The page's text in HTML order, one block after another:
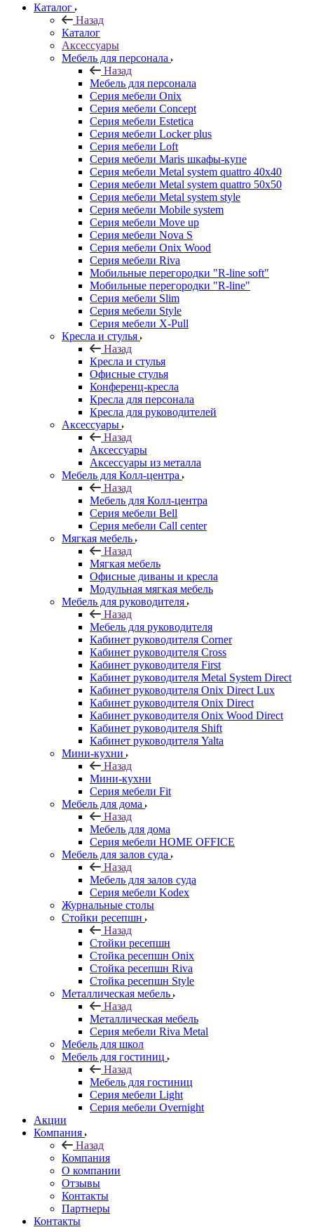
Каталог
Назад
Каталог
Аксессуары
Мебель для персонала
Назад
Мебель для персонала
Серия мебели Onix
Серия мебели Concept
Серия мебели Estetica
Серия мебели Locker plus
Серия мебели Loft
Серия мебели Maris шкафы-купе
Серия мебели Metal system quattro 40x40
Серия мебели Metal system quattro 50x50
Серия мебели Metal system style
Серия мебели Mobile system
Серия мебели Move up
Серия мебели Nova S
Серия мебели Onix Wood
Серия мебели Riva
Мобильные перегородки "R-line soft"
Мобильные перегородки "R-line"
Серия мебели Slim
Серия мебели Style
Серия мебели X-Pull
Кресла и стулья
Назад
Кресла и стулья
Офисные стулья
Конференц-кресла
Кресла для персонала
Кресла для руководителей
Аксессуары
Назад
Аксессуары
Аксессуары из металла
Мебель для Колл-центра
Назад
Мебель для Колл-центра
Серия мебели Bell
Серия мебели Call center
Мягкая мебель
Назад
Мягкая мебель
Офисные диваны и кресла
Модульная мягкая мебель
Мебель для руководителя
Назад
Мебель для руководителя
Кабинет руководителя Corner
Кабинет руководителя Cross
Кабинет руководителя First
Кабинет руководителя Metal System Direct
Кабинет руководителя Onix Direct Lux
Кабинет руководителя Onix Direct
Кабинет руководителя Onix Wood Direct
Кабинет руководителя Shift
Кабинет руководителя Yalta
Мини-кухни
Назад
Мини-кухни
Серия мебели Fit
Мебель для дома
Назад
Мебель для дома
Серия мебели HOME OFFICE
Мебель для залов суда
Назад
Мебель для залов суда
Серия мебели Kodex
Журнальные столы
Стойки ресепшн
Назад
Стойки ресепшн
Стойка ресепшн Onix
Стойка ресепшн Riva
Стойка ресепшн Style
Металлическая мебель
Назад
Металлическая мебель
Серия мебели Riva Metal
Мебель для школ
Мебель для гостиниц
Назад
Мебель для гостиниц
Серия мебели Light
Серия мебели Overnight
Акции
Компания
Назад
Компания
О компании
Отзывы
Контакты
Партнеры
Контакты